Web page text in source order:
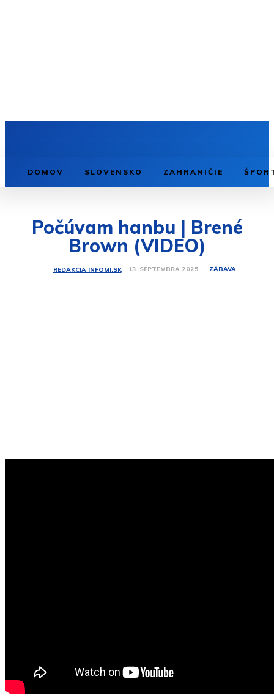
DOMOV SLOVENSKO ZAHRANIČIE
Počúvam hanbu | Brené
Brown (VIDEO)
REDAKCIA INFOMI.SK 13. SEPTEMBRA 2025 ZÁBAVA